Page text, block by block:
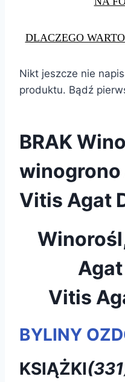
DLACZEGO
Nikt jeszcze nie
produktu. Bądź
BRAK
winogrono
Vitis Agat
Vitis
BYLINY
KSIĄŻKI